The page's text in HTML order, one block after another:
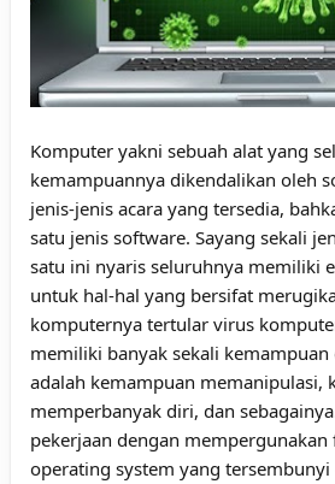
Komputer yakni sebuah alat yang
kemampuannya dikendalikan oleh
jenis-jenis acara yang tersedia,
satu jenis software. Sayang sekali
satu ini nyaris seluruhnya memiliki
untuk hal-hal yang bersifat
komputernya tertular virus
memiliki banyak sekali kemampuan
adalah kemampuan memanipulasi,
memperbanyak diri, dan
pekerjaan dengan
operating system yang tersembunyi